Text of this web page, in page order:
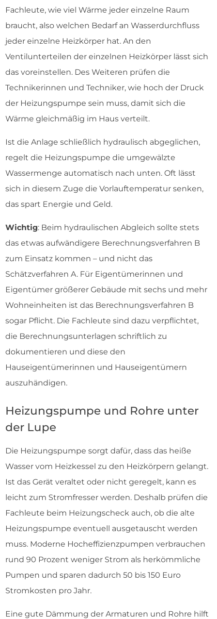
Fachleute, wie viel Wärme jeder einzelne Raum
braucht, also welchen Bedarf an Wasserdurchfluss
jeder einzelne Heizkörper hat. An den
Ventilunterteilen der einzelnen Heizkörper lässt sich
das voreinstellen. Des Weiteren prüfen die
Technikerinnen und Techniker, wie hoch der Druck
der Heizungspumpe sein muss, damit sich die
Wärme gleichmäßig im Haus verteilt.
Ist die Anlage schließlich hydraulisch abgeglichen,
regelt die Heizungspumpe die umgewälzte
Wassermenge automatisch nach unten. Oft lässt
sich in diesem Zuge die Vorlauftemperatur senken,
das spart Energie und Geld.
Wichtig: Beim hydraulischen Abgleich sollte stets
das etwas aufwändigere Berechnungsverfahren B
zum Einsatz kommen – und nicht das
Schätzverfahren A. Für Eigentümerinnen und
Eigentümer größerer Gebäude mit sechs und mehr
Wohneinheiten ist das Berechnungsverfahren B
sogar Pflicht. Die Fachleute sind dazu verpflichtet,
die Berechnungsunterlagen schriftlich zu
dokumentieren und diese den
Hauseigentümerinnen und Hauseigentümern
auszuhändigen.
Heizungspumpe und Rohre unter
der Lupe
Die Heizungspumpe sorgt dafür, dass das heiße
Wasser vom Heizkessel zu den Heizkörpern gelangt.
Ist das Gerät veraltet oder nicht geregelt, kann es
leicht zum Stromfresser werden. Deshalb prüfen die
Fachleute beim Heizungscheck auch, ob die alte
Heizungspumpe eventuell ausgetauscht werden
muss. Moderne Hocheffizienzpumpen verbrauchen
rund 90 Prozent weniger Strom als herkömmliche
Pumpen und sparen dadurch 50 bis 150 Euro
Stromkosten pro Jahr.
Eine gute Dämmung der Armaturen und Rohre hilft